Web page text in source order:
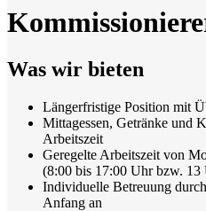
Was wir bieten
Längerfristige Position mit
Mittagessen, Getränke und
Arbeitszeit
Geregelte Arbeitszeit von
(8:00 bis 17:00 Uhr bzw. 13
Individuelle Betreuung
Anfang an